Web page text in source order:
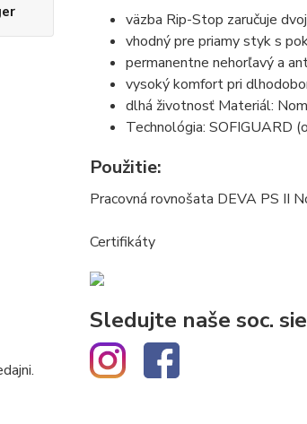
väzba Rip-Stop zaručuje
vhodný pre priamy styk s
permanentne nehorľavý a
vysoký komfort pri
dlhá životnosť Materiál:
Technológia: SOFIGUARD
Použitie:
Pracovná rovnošata DEVA PS II
Certifikáty
Sledujte naše soc.